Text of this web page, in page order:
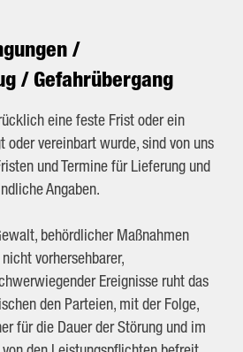
/
/ Gefahrübergang
eine feste Frist oder ein
oder vereinbart wurde, sind von uns
und Termine für Lieferung und
Angaben.
behördlicher Maßnahmen
vorhersehbarer,
Ereignisse ruht das
den Parteien, mit der Folge,
für die Dauer der Störung und im